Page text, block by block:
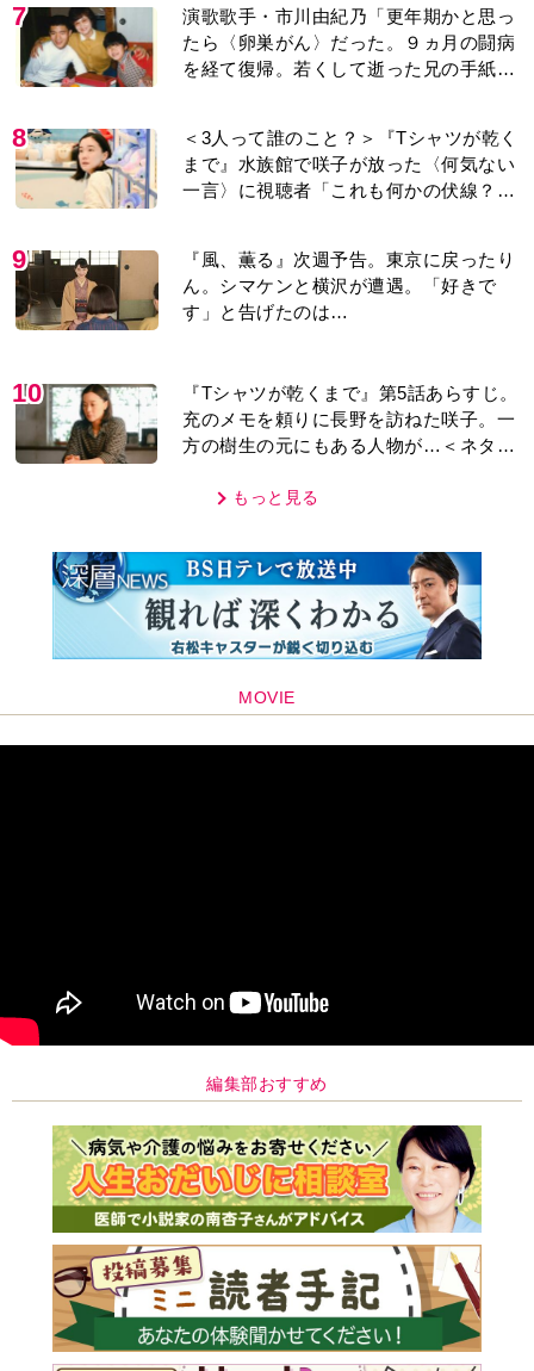
7
演歌歌手・市川由紀乃「更年期かと思っ
たら〈卵巣がん〉だった。９ヵ月の闘病
を経て復帰。若くして逝った兄の手紙を
8
＜3人って誰のこと？＞『Tシャツが乾く
まで』水族館で咲子が放った〈何気ない
一言〉に視聴者「これも何かの伏線？」
9
『風、薫る』次週予告。東京に戻ったり
ん。シマケンと横沢が遭遇。「好きで
す」と告げたのは…
10
『Tシャツが乾くまで』第5話あらすじ。
充のメモを頼りに長野を訪ねた咲子。一
方の樹生の元にもある人物が…＜ネタバ
もっと見る
MOVIE
編集部おすすめ